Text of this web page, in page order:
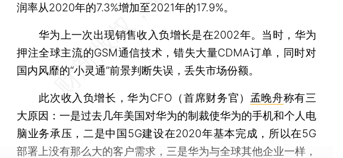
润率从2020年的7.3%增加至2021年的17.9%。
华为上一次出现销售收入负增长是在2002年。当时，华为
押注全球主流的GSM通信技术，错失大量CDMA订单，同时对
国内风靡的“小灵通”前景判断失误，丢失市场份额。
此次收入负增长，华为CFO（首席财务官） 孟晚舟称有三
大原因：一是过去几年美国对华为的制裁使华为的手机和个人电
脑业务承压，二是中国5G建设在2020年基本完成，所以在5G
部署上没有那么大的客户需求，三是华为与全球其他企业一样，